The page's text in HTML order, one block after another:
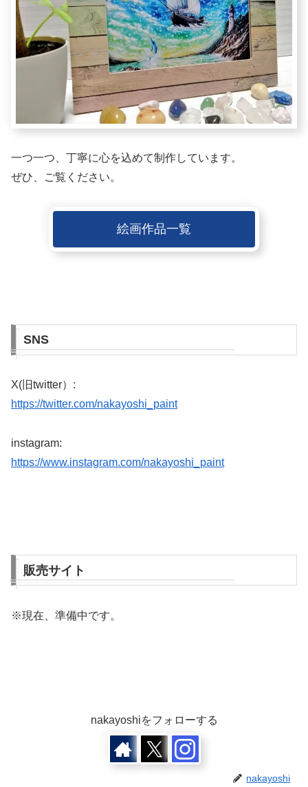
一つ一つ、丁寧に心を込めて制作しています。
ぜひ、ご覧ください。
絵画作品一覧
SNS
X(旧twitter）:
https://twitter.com/nakayoshi_paint
instagram:
https://www.instagram.com/nakayoshi_paint
販売サイト
※現在、準備中です。
nakayoshiをフォローする
nakayoshi